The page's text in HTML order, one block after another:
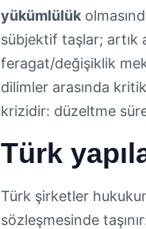
yükümlülük
sübjektif taşlar; artık
feragat/değişiklik
dilimler arasında
krizidir: düzeltme
Türk
Türk şirketler
sözleşmesinde